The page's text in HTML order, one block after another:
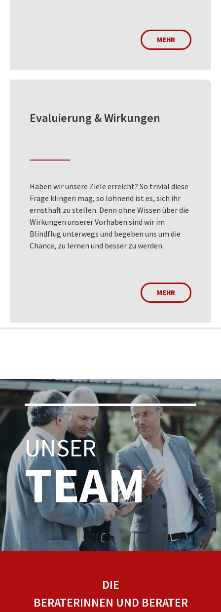
MEHR
Evaluierung & Wirkungen
Haben wir unsere Ziele erreicht? So trivial diese
Frage klingen mag, so lohnend ist es, sich ihr
ernsthaft zu stellen. Denn ohne Wissen über die
Wirkungen unserer Vorhaben sind wir im
Blindflug unterwegs und begeben uns um die
Chance, zu lernen und besser zu werden.
MEHR
UNSER
TEAM
DIE
BERATERINNEN UND BERATER